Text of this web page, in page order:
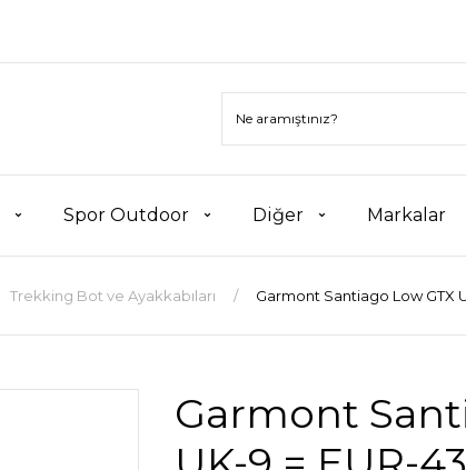
Spor Outdoor Diğer Markalar
Trekking Bot ve Ayakkabıları Garmont Santiago Low GTX
Garmont